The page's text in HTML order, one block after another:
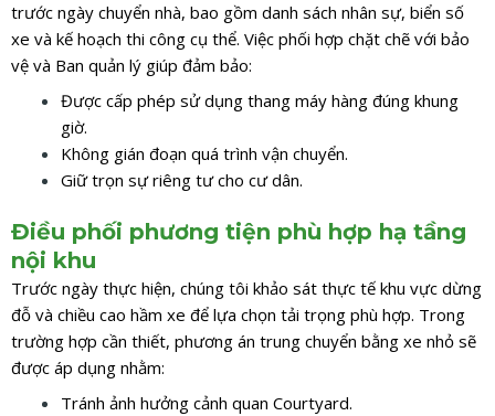
trước ngày chuyển nhà, bao gồm danh sách nhân sự, biển số
xe và kế hoạch thi công cụ thể. Việc phối hợp chặt chẽ với bảo
vệ và Ban quản lý giúp đảm bảo:
Được cấp phép sử dụng thang máy hàng đúng khung
giờ.
Không gián đoạn quá trình vận chuyển.
Giữ trọn sự riêng tư cho cư dân.
Điều phối phương tiện phù hợp hạ tầng
nội khu
Trước ngày thực hiện, chúng tôi khảo sát thực tế khu vực dừng
đỗ và chiều cao hầm xe để lựa chọn tải trọng phù hợp. Trong
trường hợp cần thiết, phương án trung chuyển bằng xe nhỏ sẽ
được áp dụng nhằm:
Tránh ảnh hưởng cảnh quan Courtyard.